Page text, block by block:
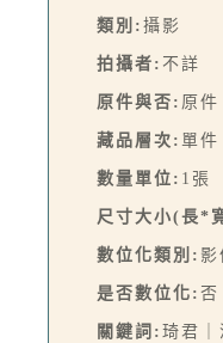
類別: 攝影
拍攝者: 不詳
原件與否: 原件
藏品層次: 單件
數量單位: 1張
尺寸大小(長*
數位化類別:
是否數位化: 否
關鍵詞: 琦君｜